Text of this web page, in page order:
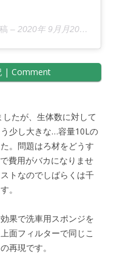
– 2020年 9月月20日午前12時34分PDT
| Comment
たが、生体数に対して
少し大きな…容量10Lの
。問題はろ材をどうす
費用がバカになりませ
トなのでしばらくは千
。
果で洗車用スポンジを
面フィルターで同じこ
再現です。